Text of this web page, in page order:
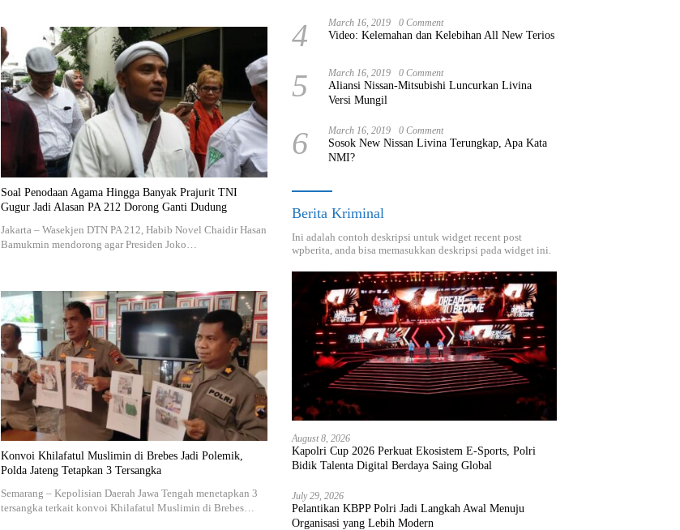
Soal Penodaan Agama Hingga Banyak Prajurit TNI
Gugur Jadi Alasan PA 212 Dorong Ganti Dudung
Jakarta – Wasekjen DTN PA 212, Habib Novel Chaidir Hasan
Bamukmin mendorong agar Presiden Joko…
Konvoi Khilafatul Muslimin di Brebes Jadi Polemik,
Polda Jateng Tetapkan 3 Tersangka
Semarang – Kepolisian Daerah Jawa Tengah menetapkan 3
tersangka terkait konvoi Khilafatul Muslimin di Brebes…
4 March 16, 2019 0 Comment
Video: Kelemahan dan Kelebihan All New Terios
5 March 16, 2019 0 Comment
Aliansi Nissan-Mitsubishi Luncurkan Livina
Versi Mungil
6 March 16, 2019 0 Comment
Sosok New Nissan Livina Terungkap, Apa Kata
NMI?
Berita Kriminal
Ini adalah contoh deskripsi untuk widget recent post
wpberita, anda bisa memasukkan deskripsi pada widget ini.
August 8, 2026
Kapolri Cup 2026 Perkuat Ekosistem E-Sports, Polri
Bidik Talenta Digital Berdaya Saing Global
July 29, 2026
Pelantikan KBPP Polri Jadi Langkah Awal Menuju
Organisasi yang Lebih Modern